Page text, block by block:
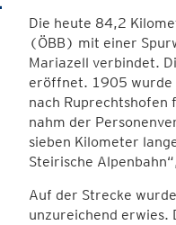
Die heute 84,2
(ÖBB) mit einer
Mariazell verbindet.
eröffnet. 1905 wurde
nach
nahm der
sieben Kilometer
Steirische
Auf der Strecke
unzureichend